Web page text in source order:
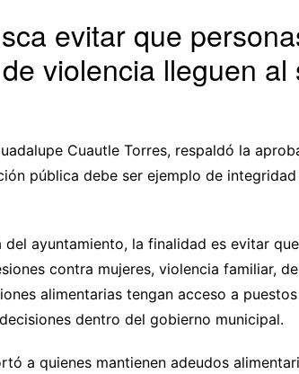
evitar que
violencia lleguen al
Cuautle Torres, respaldó la
pública debe ser ejemplo de
ayuntamiento, la finalidad es evitar
contra mujeres, violencia familiar,
alimentarias tengan acceso a
dentro del gobierno municipal.
a quienes mantienen adeudos